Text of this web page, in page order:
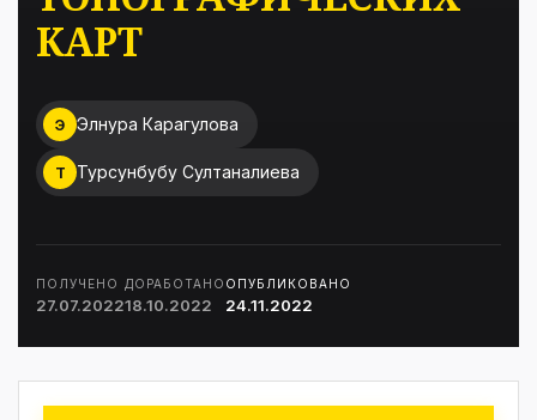
КАРТ
Э Элнура Карагулова
Т Турсунбубу Султаналиева
ПОЛУЧЕНО
27.07.2022
ДОРАБОТАНО
18.10.2022
ОПУБЛИКОВАНО
24.11.2022